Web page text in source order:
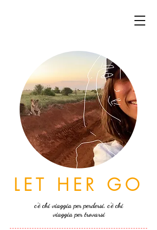
LET HER GO
c'è chi viaggia per perdersi, c'è chi
viaggia per trovarsi